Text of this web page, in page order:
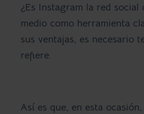
¿Es Instagram la red
medio como herramienta
sus ventajas, es necesario
refiere.
Así es que, en esta